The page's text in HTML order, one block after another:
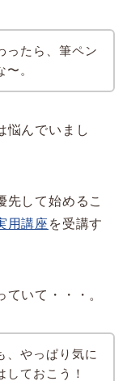
ったら、筆ペン
。
悩んでいまし
先して始めるこ
用講座 を受講す
いて・・・。
、やっぱり気に
ておこう！